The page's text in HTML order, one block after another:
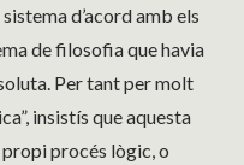
d’acord amb els
de filosofia que havia
Per tant per molt
insistís que aquesta
procés lògic, o